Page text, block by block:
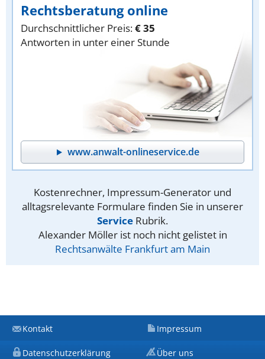
Rechtsberatung online
Durchschnittlicher Preis:€ 35
Antworten in unter einer Stunde
www.anwalt-onlineservice.de
Kostenrechner, Impressum-Generator und
alltagsrelevante Formulare finden Sie in unserer
Service Rubrik.
Alexander Möller ist noch nicht gelistet in
Rechtsanwälte Frankfurt am Main
Kontakt Impressum
Datenschutzerklärung Über uns